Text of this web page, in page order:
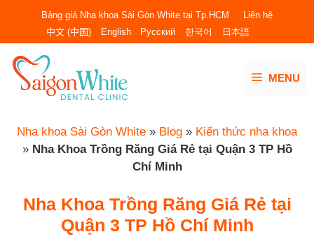
nội
dung
Bảng giá Nha khoa Sài Gòn White tại Tp.HCM
Liên hệ
中文 (中国)
English Русский 한국어 日本語
MENU
Nha khoa Sài Gòn White » Blog » Kiến thức nha khoa
» Nha Khoa Trồng Răng Giá Rẻ tại Quận 3 TP Hồ
Chí Minh
Nha Khoa Trồng Răng Giá Rẻ tại
Quận 3 TP Hồ Chí Minh